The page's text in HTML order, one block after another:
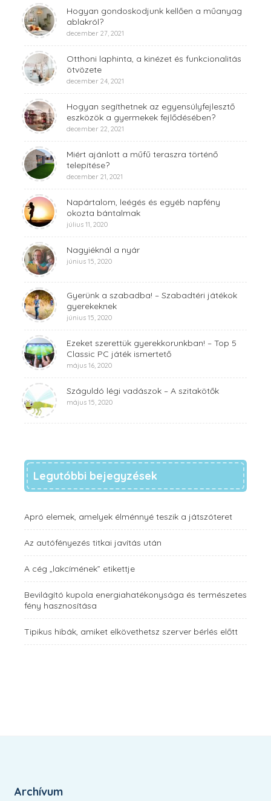
Hogyan gondoskodjunk kellően a műanyag
ablakról?
december 27, 2021
Otthoni laphinta, a kinézet és funkcionalitás
ötvözete
december 24, 2021
Hogyan segíthetnek az egyensúlyfejlesztő
eszközök a gyermekek fejlődésében?
december 22, 2021
Miért ajánlott a műfű teraszra történő
telepítése?
december 21, 2021
Napártalom, leégés és egyéb napfény
okozta bántalmak
július 11, 2020
Nagyiéknál a nyár
június 15, 2020
Gyerünk a szabadba! – Szabadtéri játékok
gyerekeknek
június 15, 2020
Ezeket szerettük gyerekkorunkban! – Top 5
Classic PC játék ismertető
május 16, 2020
Száguldó légi vadászok – A szitakötők
május 15, 2020
Legutóbbi bejegyzések
Apró elemek, amelyek élménnyé teszik a játszóteret
Az autófényezés titkai javítás után
A cég „lakcímének” etikettje
Bevilágító kupola energiahatékonysága és természetes
fény hasznosítása
Tipikus hibák, amiket elkövethetsz szerver bérlés előtt
Archívum